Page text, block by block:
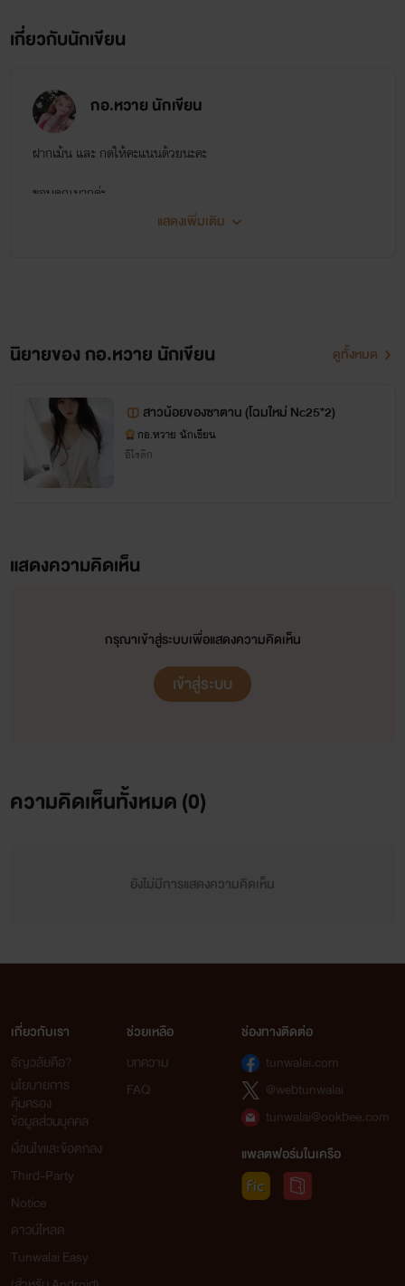
เกี่ยวกับนักเขียน
กอ.หวาย นักเขียน
ฝากเม้น และ กดให้คะแนนด้วยนะคะ
ขอบคุณมากค่ะ
แสดงเพิ่มเติม
นิยายของ กอ.หวาย นักเขียน ดูทั้งหมด
สาวน้อยของซาตาน (โฉมใหม่ Nc25*2)
กอ.หวาย นักเขียน
อีโรติก
แสดงความคิดเห็น
กรุณาเข้าสู่ระบบเพื่อแสดงความคิดเห็น
เข้าสู่ระบบ
ความคิดเห็นทั้งหมด (0)
ยังไม่มีการแสดงความคิดเห็น
เกี่ยวกับเรา
ธัญวลัยคือ?
นโยบายการ
คุ้มครอง
ข้อมูลส่วนบุคคล
เงื่อนไขและข้อตกลง
Third-Party
Notice
ดาวน์โหลด
Tunwalai Easy
ช่วยเหลือ
บทความ
FAQ
ช่องทางติดต่อ
tunwalai.com
@webtunwalai
tunwalai@ookbee.com
แพลตฟอร์มในเครือ